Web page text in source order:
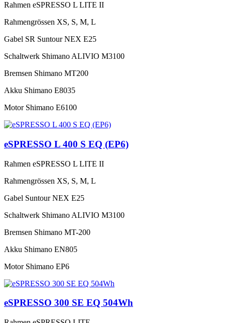
Rahmen eSPRESSO L LITE II
Rahmengrössen XS, S, M, L
Gabel SR Suntour NEX E25
Schaltwerk Shimano ALIVIO M3100
Bremsen Shimano MT200
Akku Shimano E8035
Motor Shimano E6100
eSPRESSO L 400 S EQ (EP6)
Rahmen eSPRESSO L LITE II
Rahmengrössen XS, S, M, L
Gabel Suntour NEX E25
Schaltwerk Shimano ALIVIO M3100
Bremsen Shimano MT-200
Akku Shimano EN805
Motor Shimano EP6
eSPRESSO 300 SE EQ 504Wh